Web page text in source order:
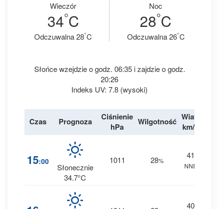
Wieczór
34°C
Odczuwalna 28°C
Noc
28°C
Odczuwalna 26°C
Słońce wzejdzie o godz. 06:35 i zajdzie o godz.
20:26
Indeks UV: 7.8 (wysoki)
Czas Prognoza
Ciśnienie
hPa
Wilgotność Wiatr
km/h
15:00
Słonecznie
34.7°C
1011 28%
41
NNE
40